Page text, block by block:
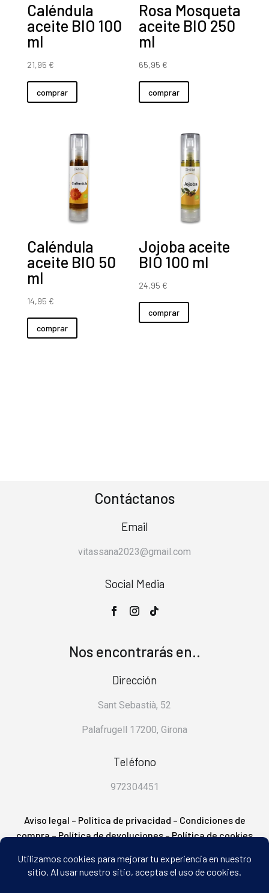
Caléndula
aceite BIO 100
ml
21,95 €
comprar
Rosa Mosqueta
aceite BIO 250
ml
65,95 €
comprar
Caléndula
aceite BIO 50
ml
14,95 €
comprar
Jojoba aceite
BIO 100 ml
24,95 €
comprar
Contáctanos
Email
vitassana2023@gmail.com
Social Media
Nos encontrarás en..
Dirección
Sant Sebastià, 52
Palafrugell 17200, Girona
Teléfono
972304451
Aviso legal – Política de privacidad – Condiciones de
compra–Política de devoluciones–Política de cookies